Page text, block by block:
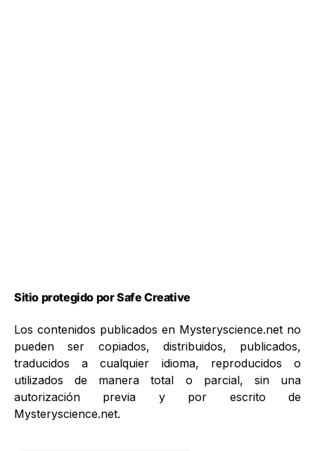
Sitio protegido por Safe Creative
Los contenidos publicados en Mysteryscience.net no
pueden ser copiados, distribuidos, publicados,
traducidos a cualquier idioma, reproducidos o
utilizados de manera total o parcial, sin una
autorización previa y por escrito de
Mysteryscience.net.